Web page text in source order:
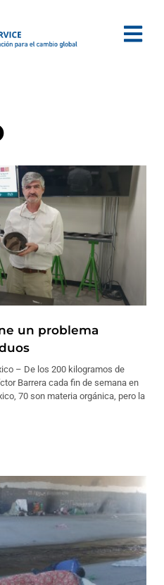
un problema
– De los 200 kilogramos de
Barrera cada fin de semana en
70 son materia orgánica, pero la